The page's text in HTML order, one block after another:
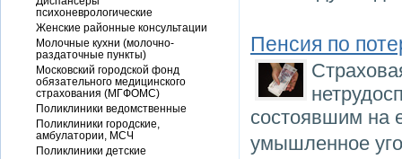
Пенсия по
состоявшим на
умышленное
психоневрологические
Женские районные консультации
Молочные кухни (молочно-
раздаточные пункты)
Московский городской фонд
обязательного медицинского
страхования (МГФОМС)
Поликлиники ведомственные
Поликлиники городские,
амбулатории, МСЧ
Поликлиники детские